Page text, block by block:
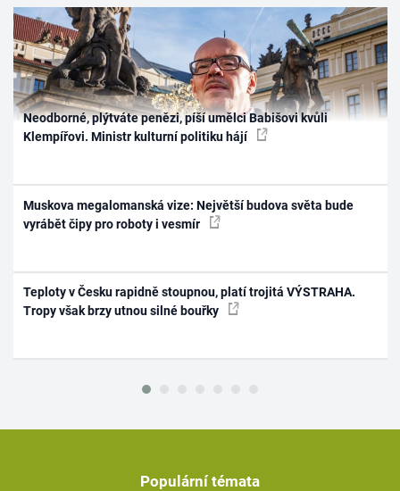
Neodborné, plýtváte penězi, píší umělci Babišovi kvůli
Klempířovi. Ministr kulturní politiku hájí
Muskova megalomanská vize: Největší budova světa bude
vyrábět čipy pro roboty i vesmír
Teploty v Česku rapidně stoupnou, platí trojitá VÝSTRAHA.
Tropy však brzy utnou silné bouřky
Populární témata